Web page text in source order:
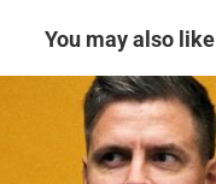
You may also like